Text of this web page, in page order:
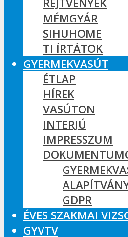
REJTVÉNYEK
MÉMGYÁR
SIHUHOME
TI ÍRTÁTOK
GYERMEKVASÚT
ÉTLAP
HÍREK
VASÚTON
INTERJÚ
IMPRESSZUM
GDPR
ÉVES SZAKMAI
GYVTV